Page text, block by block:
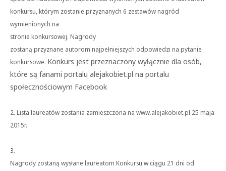
konkursu, którym zostanie przyznanych 6 zestawów nagród
wymienionych na
stronie konkursowej. Nagrody
zostaną przyznane autorom najpełniejszych odpowiedzi na pytanie
konkursowe. Konkurs jest przeznaczony wyłącznie dla osób,
które są fanami portalu alejakobiet.pl na portalu
społecznościowym Facebook
2. Lista laureatów zostania zamieszczona na www.alejakobiet.pl 25 maja
2015r.
3.
Nagrody zostaną wysłane laureatom Konkursu w ciągu 21 dni od